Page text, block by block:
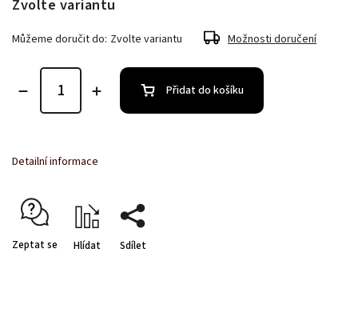
Zvolte variantu
Můžeme doručit do: Zvolte variantu Možnosti doručení
Přidat do košíku
Detailní informace
Zeptat se Hlídat Sdílet